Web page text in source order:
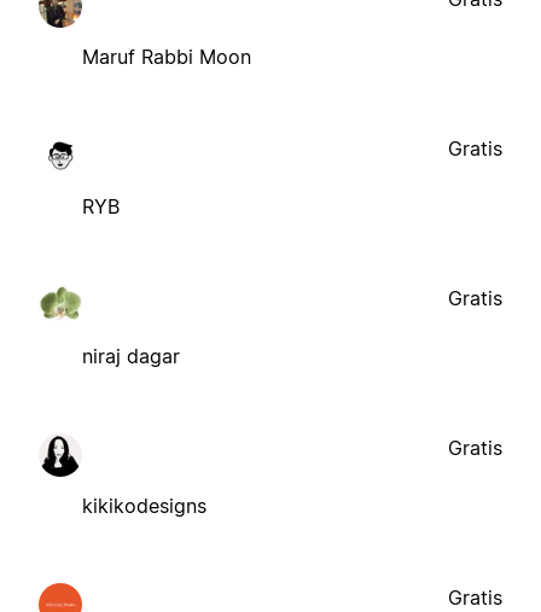
Maruf Rabbi Moon
RYB
Gratis
niraj dagar
Gratis
kikikodesigns
Gratis
Gratis